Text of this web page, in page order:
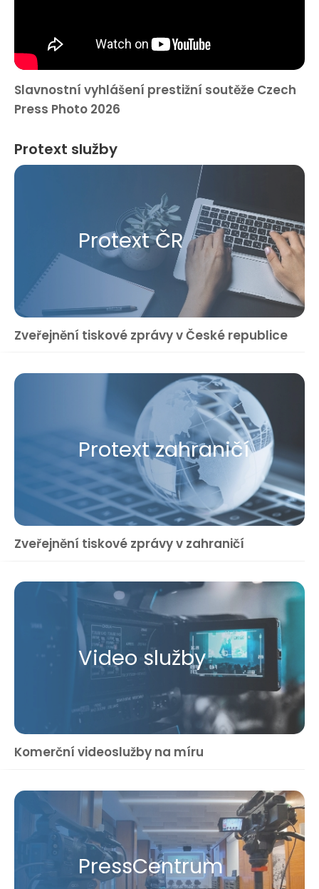
Slavnostní vyhlášení prestižní soutěže Czech
Press Photo 2026
Protext služby
Protext ČR
Zveřejnění tiskové zprávy v České republice
Protext zahraničí
Zveřejnění tiskové zprávy v zahraničí
Video služby
Komerční videoslužby na míru
Press​Centrum